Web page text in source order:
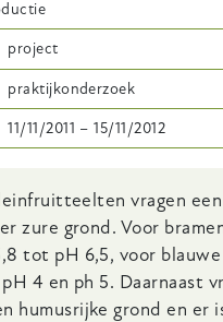
project
praktijkonderzoek
11/11/2011 –15/11/2012
vragen een
zure grond. Voor
tot pH 6,5, voor blauwe
4 en ph 5. Daarnaast
humusrijke grond en er